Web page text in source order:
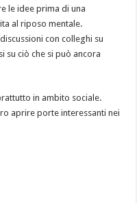
le idee prima di una
al riposo mentale.
con colleghi su
su ciò che si può ancora
in ambito sociale.
aprire porte interessanti nei